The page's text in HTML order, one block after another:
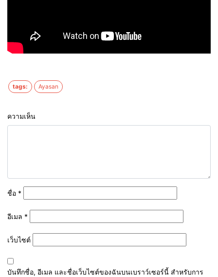
tags: Ayasan
ความเห็น
ชื่อ *
อีเมล *
เว็บไซต์
บันทึกชื่อ, อีเมล และชื่อเว็บไซต์ของฉันบนเบราว์เซอร์นี้ สำหรับการ